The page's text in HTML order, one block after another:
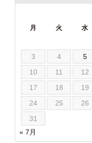
月 火 水
3
4 5
10
11 12
17
18 19
24
25 26
31
« 7月